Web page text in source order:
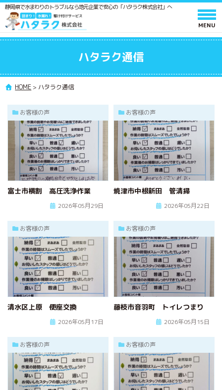
静岡県で水まわりのトラブルなら地元企業で安心の「ハタラク株式会社」へ
ホーム
サービスと料金
作業の流れ
よくあるご質問
会社情報
採用情報
水廻りメンテンス 施工スタッフ募集
ポスティングスタッフ募集
協力業者募集
ハタラクブログ
給湯器
作業・施工事例
お客様の声
簡単見積り
お問合わせ
ハタラク通信
HOME > ハタラク通信
お客様の声
富士市横割 高圧洗浄作業
2026年05月29日
お客様の声
焼津市中根新田 管清掃
2026年05月22日
お客様の声
清水区上原 便座交換
2026年05月17日
お客様の声
藤枝市音羽町 トイレつまり
2026年05月15日
お客様の声 お客様の声